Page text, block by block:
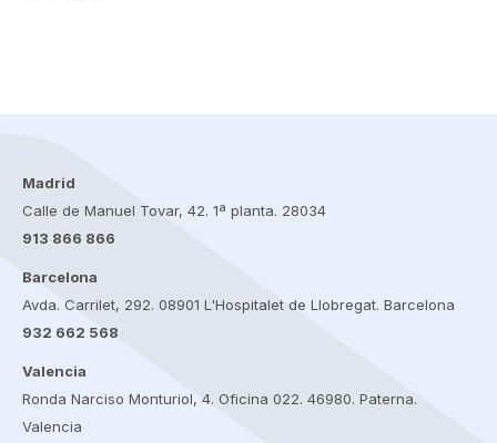
Madrid
Calle de Manuel Tovar, 42. 1ª planta. 28034
913 866 866
Barcelona
Avda. Carrilet, 292. 08901 L'Hospitalet de Llobregat. Barcelona
932 662 568
Valencia
Ronda Narciso Monturiol, 4. Oficina 022. 46980. Paterna.
Valencia